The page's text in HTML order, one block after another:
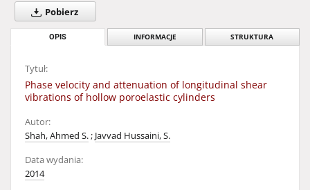
Pobierz
OPIS INFORMACJE STRUKTURA
Tytuł:
Phase velocity and attenuation of longitudinal shear
vibrations of hollow poroelastic cylinders
Autor:
Shah, Ahmed S.; Javvad Hussaini, S.
Data wydania:
2014